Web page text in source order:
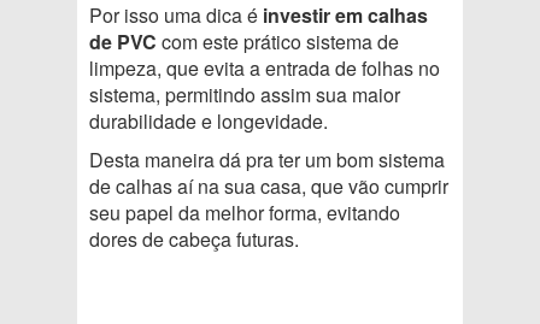
Por isso uma dica é investir em calhas
de PVC com este prático sistema de
limpeza, que evita a entrada de folhas no
sistema, permitindo assim sua maior
durabilidade e longevidade.
Desta maneira dá pra ter um bom sistema
de calhas aí na sua casa, que vão cumprir
seu papel da melhor forma, evitando
dores de cabeça futuras.